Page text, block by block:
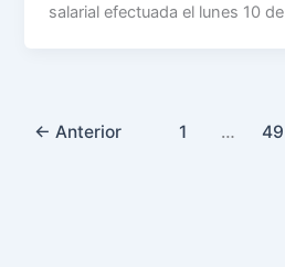
salarial efectuada el lunes 10 de
← Anterior 1 … 49